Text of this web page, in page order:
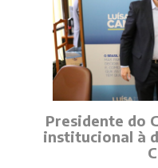
Presidente do
institucional à